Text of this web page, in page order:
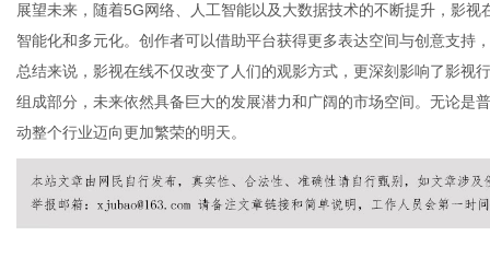
展望未来，随着5G网络、人工智能以及大数据技术的不断提升，影
智能化和多元化。创作者可以借助平台获得更多表达空间与创意支持
总结来说，影视在线不仅改变了人们的观影方式，更深刻影响了影视
组成部分，未来依然具备巨大的发展潜力和广阔的市场空间。无论是
动整个行业迈向更加繁荣的明天。